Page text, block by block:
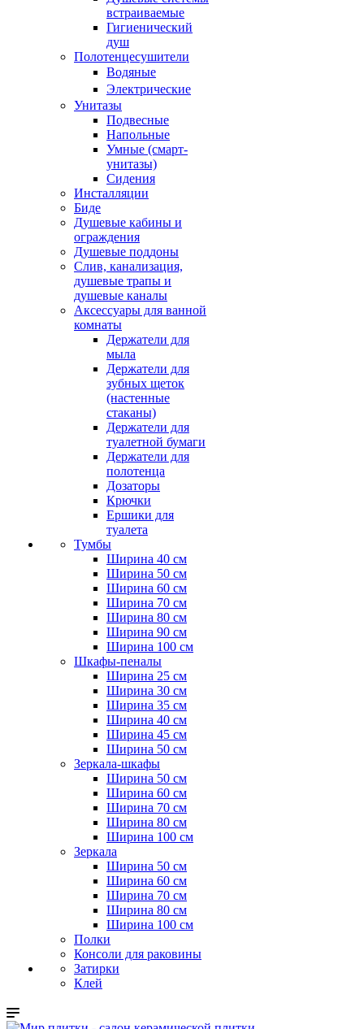
встраиваемые
Гигиенический
душ
Полотенцесушители
ㅤВодяные
ㅤЭлектрические
Унитазы
Подвесные
Напольные
Умные (смарт-
унитазы)
Сидения
Инсталляции
Биде
Душевые кабины и
ограждения
Душевые поддоны
Слив, канализация,
душевые трапы и
душевые каналы
Аксессуары для ванной
комнаты
Держатели для
мыла
Держатели для
зубных щеток
(настенные
стаканы)
Держатели для
туалетной бумаги
Держатели для
полотенца
Дозаторы
Крючки
Ершики для
туалета
Тумбы
Ширина 40 см
Ширина 50 см
Ширина 60 см
Ширина 70 см
Ширина 80 см
Ширина 90 см
Ширина 100 см
Шкафы-пеналы
Ширина 25 см
Ширина 30 см
Ширина 35 см
Ширина 40 см
Ширина 45 см
Ширина 50 см
Зеркала-шкафы
Ширина 50 см
Ширина 60 см
Ширина 70 см
Ширина 80 см
Ширина 100 см
Зеркала
Ширина 50 см
Ширина 60 см
Ширина 70 см
Ширина 80 см
Ширина 100 см
Полки
Консоли для раковины
Затирки
Клей